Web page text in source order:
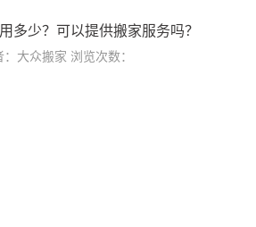
多少？可以提供搬家服务吗？
：大众搬家 浏览次数：